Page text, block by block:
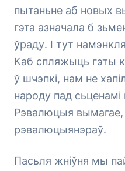
пытаньне аб новых
гэта азначала б
ўраду. І тут
Каб спляжыць гэты
ў шчэпкі, нам не
народу пад
Рэвалюцыя вымагае,
рэвалюцыянэраў.
Пасьля жніўня мы